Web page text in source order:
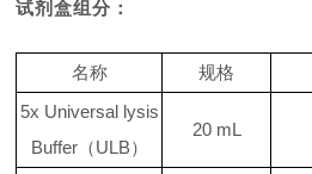
试剂盒组分：
名称 规格
5x Universal lysis
Buffer（ULB）
20 mL